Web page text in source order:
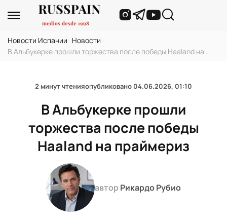
Новости Испании Новости
В Альбукерке прошли торжества после победы Haaland на
2 минут чтенияопубликовано 04.06.2026, 01:10
В Альбукерке прошли
торжества после победы
Haaland на праймериз
автор Рикардо Рубио